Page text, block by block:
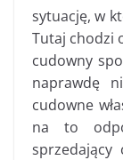
sytuację, w
Tutaj chodzi
cudowny
naprawdę
cudowne
na to
sprzedający